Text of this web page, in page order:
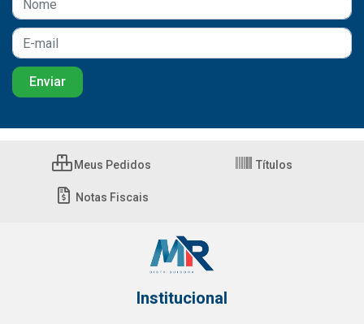
Meus Pedidos Títulos
Notas Fiscais
Institucional